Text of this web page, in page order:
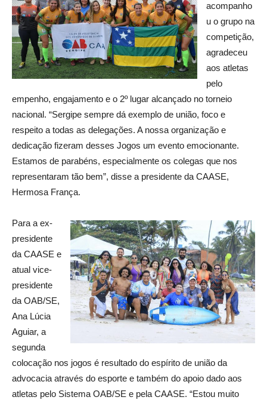
acompanho
u o grupo na
competição,
agradeceu
aos atletas
pelo
empenho, engajamento e o 2º lugar alcançado no torneio
nacional. “Sergipe sempre dá exemplo de união, foco e
respeito a todas as delegações. A nossa organização e
dedicação fizeram desses Jogos um evento emocionante.
Estamos de parabéns, especialmente os colegas que nos
representaram tão bem”, disse a presidente da CAASE,
Hermosa França.
Para a ex-
presidente
da CAASE e
atual vice-
presidente
da OAB/SE,
Ana Lúcia
Aguiar, a
segunda
colocação nos jogos é resultado do espírito de união da
advocacia através do esporte e também do apoio dado aos
atletas pelo Sistema OAB/SE e pela CAASE. “Estou muito